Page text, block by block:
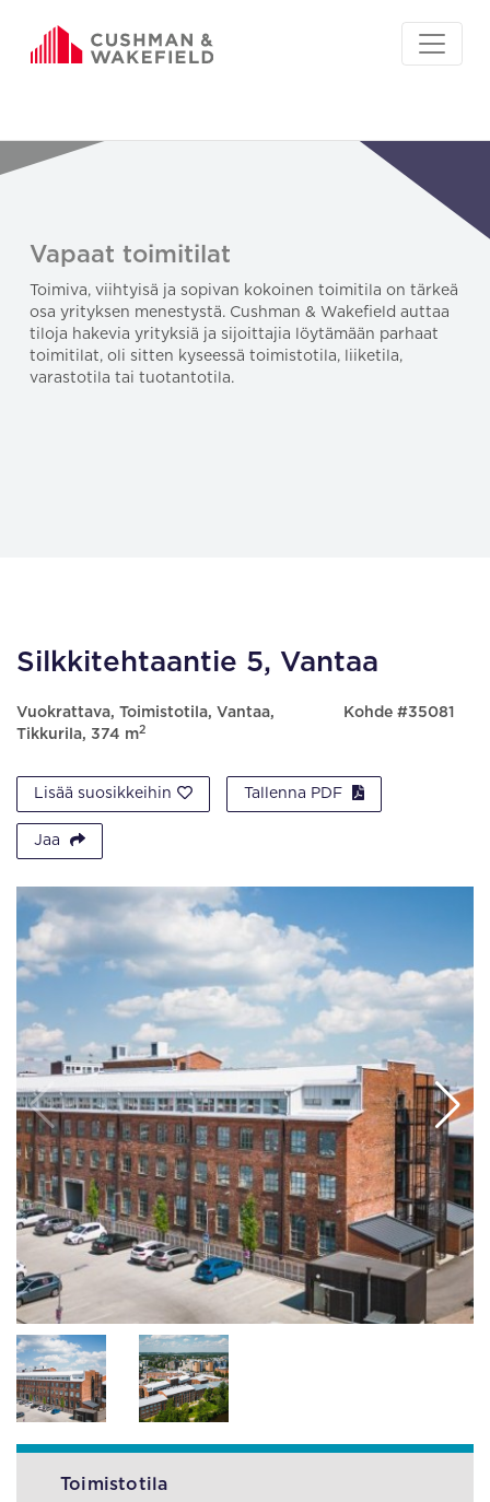
Vapaat toimitilat
Toimiva, viihtyisä ja sopivan kokoinen toimitila on tärkeä
osa yrityksen menestystä. Cushman & Wakefield auttaa
tiloja hakevia yrityksiä ja sijoittajia löytämään parhaat
toimitilat, oli sitten kyseessä toimistotila, liiketila,
varastotila tai tuotantotila.
Silkkitehtaantie 5, Vantaa
Vuokrattava, Toimistotila, Vantaa,
Tikkurila, 374 m2
Kohde #35081
Lisää suosikkeihin Tallenna PDF
Jaa
Toimistotila